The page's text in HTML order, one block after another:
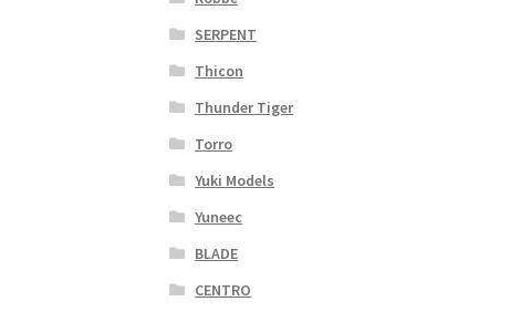
SERPENT
Thicon
Thunder Tiger
Torro
Yuki Models
Yuneec
BLADE
CENTRO